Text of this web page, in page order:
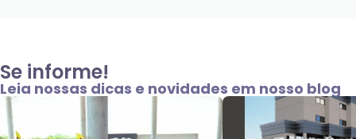
Se informe!
Leia nossas dicas e novidades em nosso blog